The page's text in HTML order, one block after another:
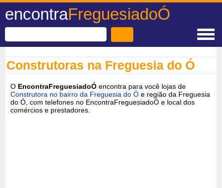
encontraFreguesiadoÓ
Construtoras na Freguesia do Ó
O EncontraFreguesiadoÓ encontra para você lojas de
Construtora no bairro da Freguesia do Ó e região da Freguesia
do Ó, com telefones no EncontraFreguesiadoÓ e local dos
comércios e prestadores.